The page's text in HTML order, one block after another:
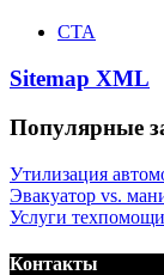
CTA
Sitemap XML
Популярные
Утилизация
Эвакуатор vs.
Услуги
Контакты